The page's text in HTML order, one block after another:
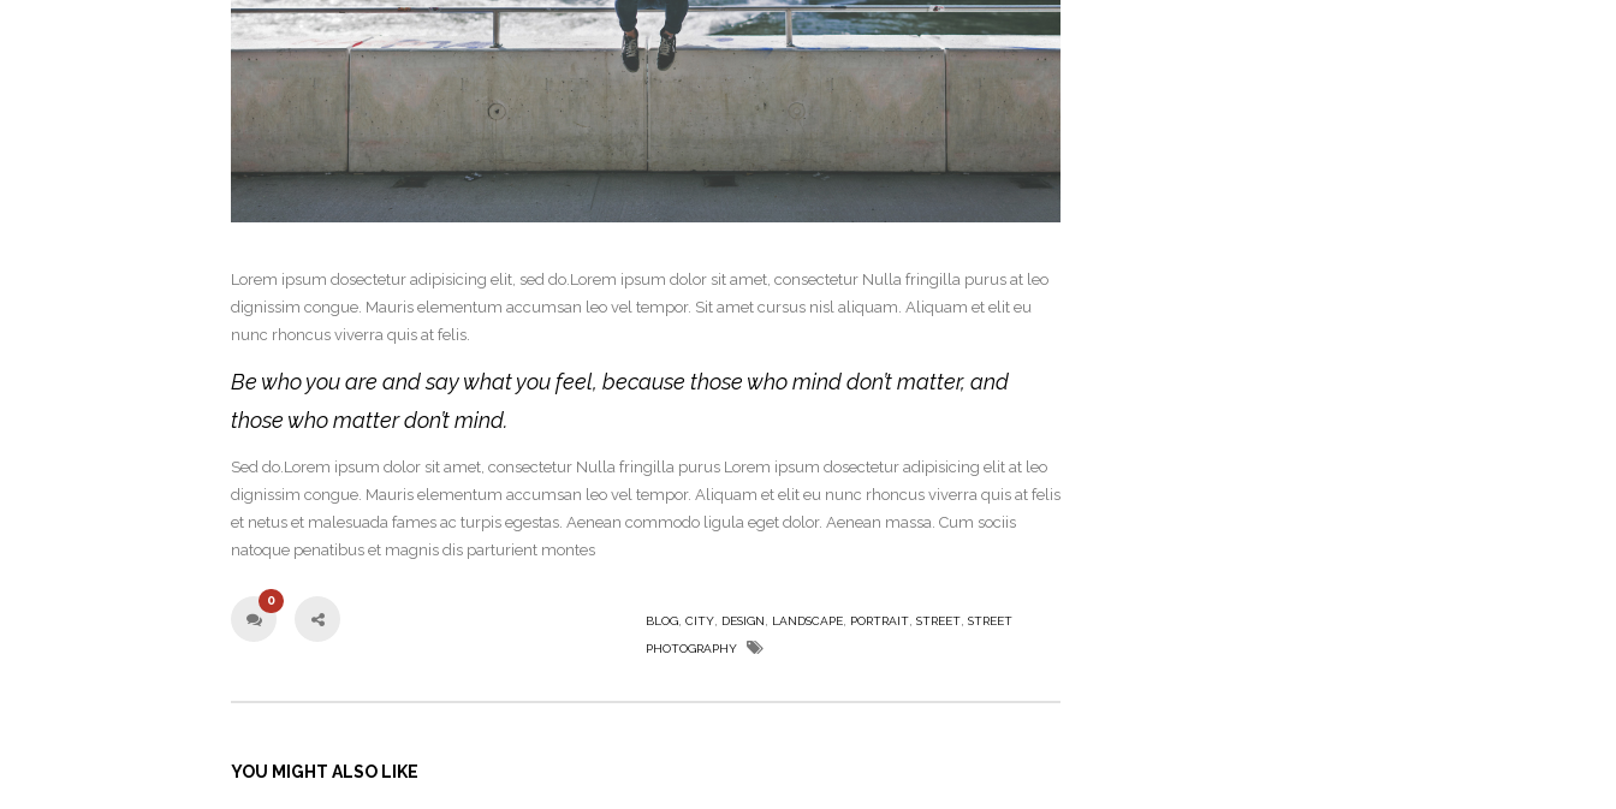
Lorem ipsum dosectetur adipisicing elit, sed do.Lorem ipsum dolor sit amet, consectetur Nulla fringilla purus at leo
dignissim congue. Mauris elementum accumsan leo vel tempor. Sit amet cursus nisl aliquam. Aliquam et elit eu
nunc rhoncus viverra quis at felis.
Be who you are and say what you feel, because those who mind don’t matter, and
those who matter don’t mind.
Sed do.Lorem ipsum dolor sit amet, consectetur Nulla fringilla purus Lorem ipsum dosectetur adipisicing elit at leo
dignissim congue. Mauris elementum accumsan leo vel tempor. Aliquam et elit eu nunc rhoncus viverra quis at felis
et netus et malesuada fames ac turpis egestas. Aenean commodo ligula eget dolor. Aenean massa. Cum sociis
natoque penatibus et magnis dis parturient montes
BLOG CITY DESIGN LANDSCAPE PORTRAIT STREET STREET
PHOTOGRAPHY
0
YOU MIGHT ALSO LIKE